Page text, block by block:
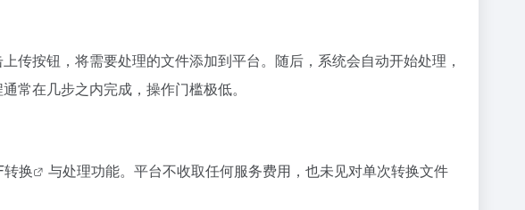
传按钮，将需要处理的文件添加到平台。随后，系统会自动开始处理，
常在几步之内完成，操作门槛极低。
转换
与处理功能。平台不收取任何服务费用，也未见对单次转换文件